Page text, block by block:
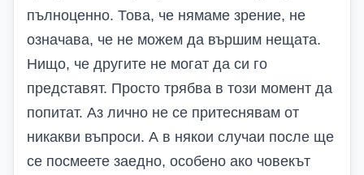
пълноценно. Това, че нямаме зрение, не
означава, че не можем да вършим нещата.
Нищо, че другите не могат да си го
представят. Просто трябва в този момент да
попитат. Аз лично не се притеснявам от
никакви въпроси. А в някои случаи после ще
се посмеете заедно, особено ако човекът